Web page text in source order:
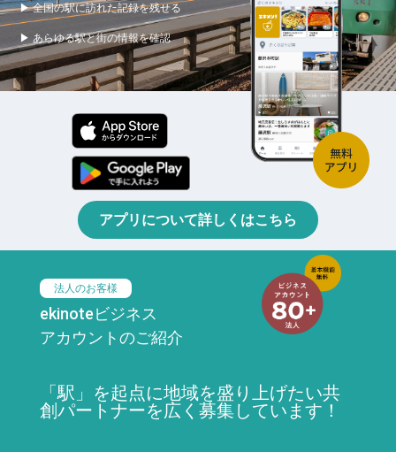
▶ 全国の駅に訪れた記録を残せる
▶ あらゆる駅と街の情報を確認
アプリについて詳しくはこちら
法人のお客様
ekinoteビジネス
アカウントのご紹介
「駅」を起点に地域を盛り上げたい共
創パートナーを広く募集しています！